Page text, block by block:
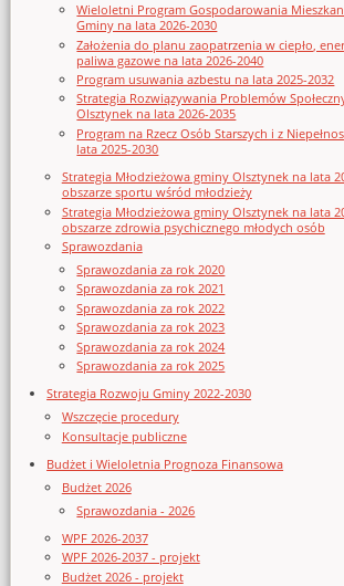
Wieloletni Program Gospodarowania
Gminy na lata 2026-2030
Założenia do planu zaopatrzenia w ciepło,
paliwa gazowe na lata 2026-2040
Program usuwania azbestu na lata 2025-2032
Strategia Rozwiązywania Problemów
Olsztynek na lata 2026-2035
Program na Rzecz Osób Starszych i z
lata 2025-2030
Strategia Młodzieżowa gminy Olsztynek na lata
obszarze sportu wśród młodzieży
Strategia Młodzieżowa gminy Olsztynek na lata
obszarze zdrowia psychicznego młodych osób
Sprawozdania
Sprawozdania za rok 2020
Sprawozdania za rok 2021
Sprawozdania za rok 2022
Sprawozdania za rok 2023
Sprawozdania za rok 2024
Sprawozdania za rok 2025
Strategia Rozwoju Gminy 2022-2030
Wszczęcie procedury
Konsultacje publiczne
Budżet i Wieloletnia Prognoza Finansowa
Budżet 2026
Sprawozdania - 2026
WPF 2026-2037
WPF 2026-2037 - projekt
Budżet 2026 - projekt